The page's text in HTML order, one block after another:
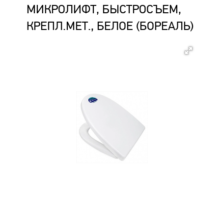
МИКРОЛИФТ, БЫСТРОСЪЕМ,
КРЕПЛ.МЕТ., БЕЛОЕ (БОРЕАЛЬ)